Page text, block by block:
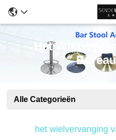
Het
Alle Categorieën
het wielvervanging